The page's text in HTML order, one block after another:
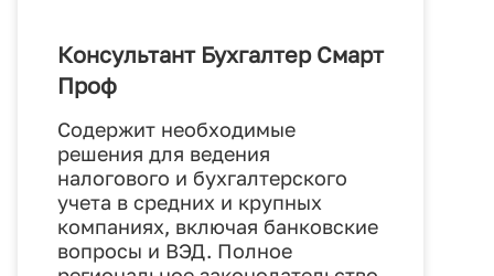
Консультант Бухгалтер Смарт
Проф
Содержит необходимые
решения для ведения
налогового и бухгалтерского
учета в средних и крупных
компаниях, включая банковские
вопросы и ВЭД. Полное